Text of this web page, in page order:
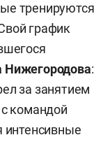
тренируются
график
Нижегородова:
за занятием
командой
интенсивные